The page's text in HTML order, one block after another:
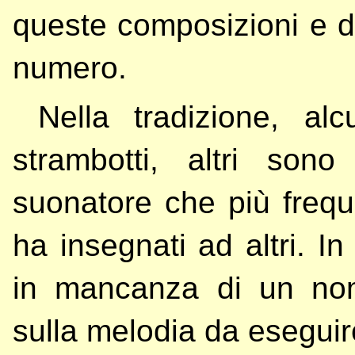
queste composizioni e
numero.
Nella tradizione,
strambotti, altri
suonatore che più
ha insegnati ad altri.
in mancanza di un
sulla melodia da